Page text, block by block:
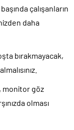
çalışanların
daha
bırakmayacak,
monitor göz
olması